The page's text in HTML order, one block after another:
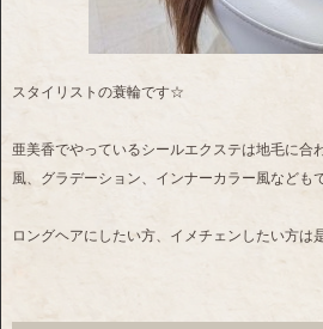
スタイリストの蓑輪です☆
亜美香でやっているシールエクステは地毛に合
風、グラデーション、インナーカラー風なども
ロングヘアにしたい方、イメチェンしたい方は